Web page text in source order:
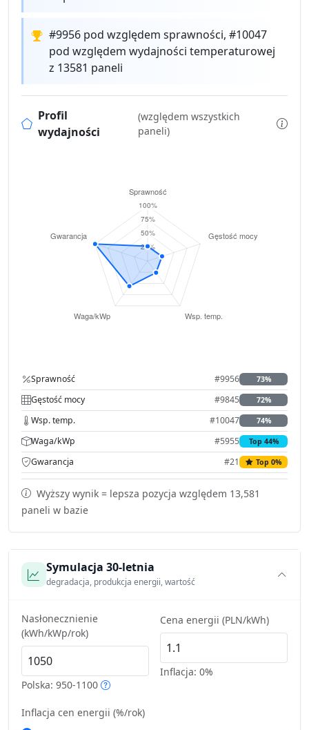
#9956 pod względem sprawności, #10047
pod względem wydajności temperaturowej
z 13581 paneli
Profil
wydajności
(względem wszystkich
paneli)
Sprawność #9956 73%
Gęstość mocy #9845 72%
Wsp. temp. #10047 74%
Waga/kWp #5955 Top 44%
Gwarancja #21 Top 0%
Wyższy wynik = lepsza pozycja względem 13,581
paneli w bazie
Symulacja 30-letnia
degradacja, produkcja energii, wartość
Nasłonecznienie
(kWh/kWp/rok)
Polska: 950-1100
Cena energii (PLN/kWh)
Inflacja: 0%
Inflacja cen energii (%/rok)